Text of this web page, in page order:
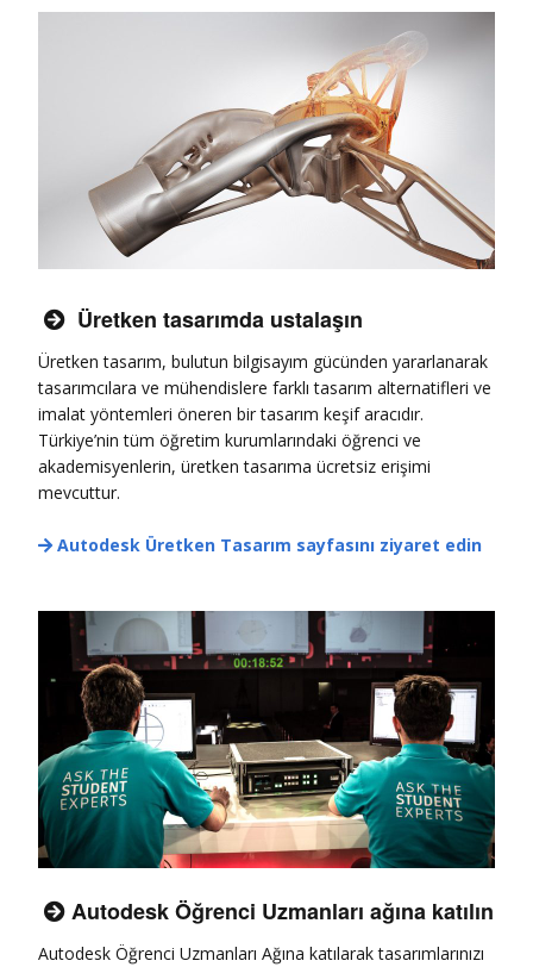
 Üretken tasarımda ustalaşın
Üretken tasarım, bulutun bilgisayım gücünden yararlanarak
tasarımcılara ve mühendislere farklı tasarım alternatifleri ve
imalat yöntemleri öneren bir tasarım keşif aracıdır.
Türkiye’nin tüm öğretim kurumlarındaki öğrenci ve
akademisyenlerin, üretken tasarıma ücretsiz erişimi
mevcuttur.
 Autodesk Üretken Tasarım sayfasını ziyaret edin
 Autodesk Öğrenci Uzmanları ağına katılın
Autodesk Öğrenci Uzmanları Ağına katılarak tasarımlarınızı